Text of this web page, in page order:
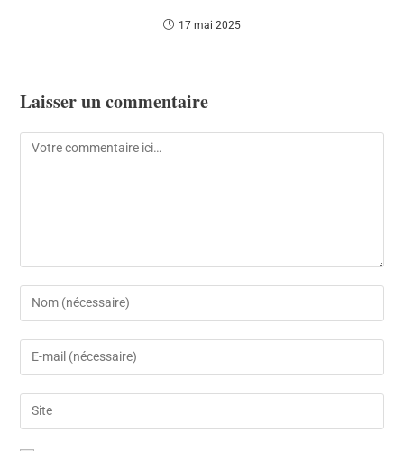
17 mai 2025
Laisser un commentaire